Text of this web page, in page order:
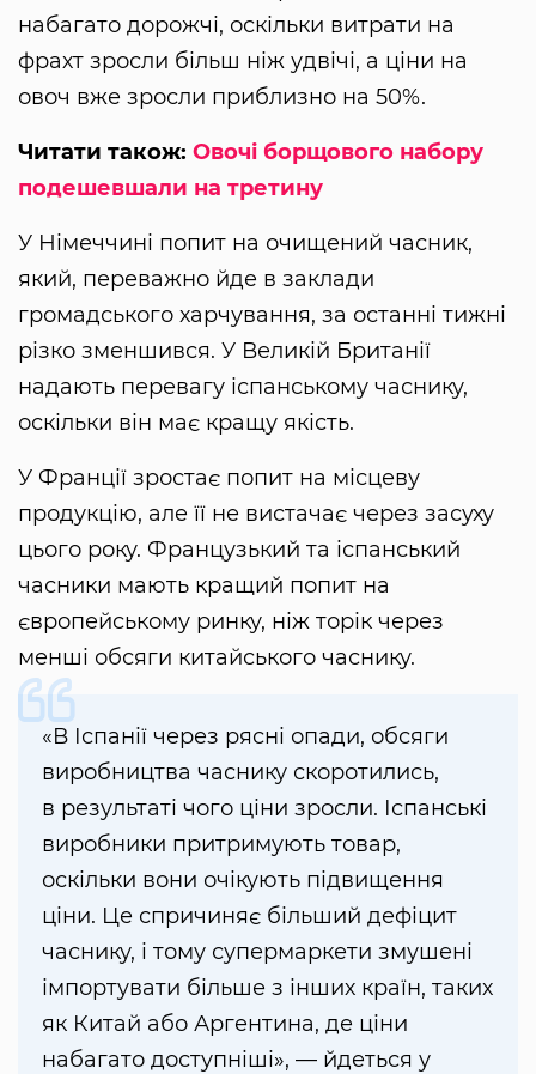
набагато дорожчі, оскільки витрати на
фрахт зросли більш ніж удвічі, а ціни на
овоч вже зросли приблизно на 50%.
Читати також: Овочі борщового набору
подешевшали на третину
У Німеччині попит на очищений часник,
який, переважно йде в заклади
громадського харчування, за останні тижні
різко зменшився. У Великій Британії
надають перевагу іспанському часнику,
оскільки він має кращу якість.
У Франції зростає попит на місцеву
продукцію, але її не вистачає через засуху
цього року. Французький та іспанський
часники мають кращий попит на
європейському ринку, ніж торік через
менші обсяги китайського часнику.
«В Іспанії через рясні опади, обсяги
виробництва часнику скоротились,
в результаті чого ціни зросли. Іспанські
виробники притримують товар,
оскільки вони очікують підвищення
ціни. Це спричиняє більший дефіцит
часнику, і тому супермаркети змушені
імпортувати більше з інших країн, таких
як Китай або Аргентина, де ціни
набагато доступніші», — йдеться у